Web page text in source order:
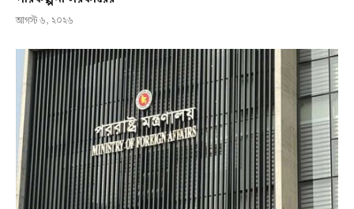
আগস্ট ৬, ২০২৬